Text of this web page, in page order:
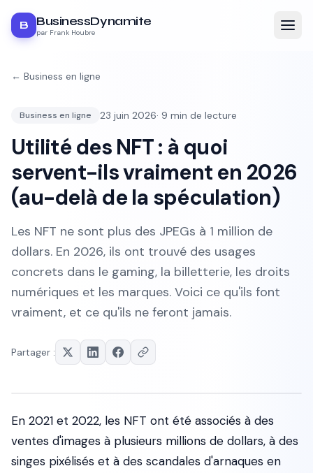
B BusinessDynamite
par Frank Houbre
← Business en ligne
Business en ligne 23 juin 2026· 9 min de lecture
Utilité des NFT : à quoi
servent-ils vraiment en 2026
(au-delà de la spéculation)
Les NFT ne sont plus des JPEGs à 1 million de
dollars. En 2026, ils ont trouvé des usages
concrets dans le gaming, la billetterie, les droits
numériques et les marques. Voici ce qu'ils font
vraiment, et ce qu'ils ne feront jamais.
Partager :
En 2021 et 2022, les NFT ont été associés à des
ventes d'images à plusieurs millions de dollars, à des
singes pixélisés et à des scandales d'arnaques en